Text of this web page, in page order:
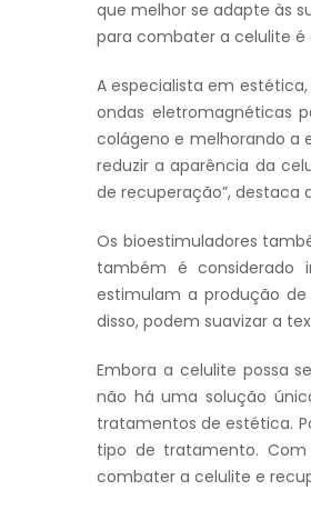
que melhor se adapte às
para combater a celulite é
A especialista em
ondas eletromagnéticas
colágeno e melhorando a
reduzir a aparência da
de recuperação”, destaca
Os bioestimuladores
também é considerado
estimulam a produção
disso, podem suavizar a
Embora a celulite possa
não há uma solução
tratamentos de estética.
tipo de tratamento.
combater a celulite e